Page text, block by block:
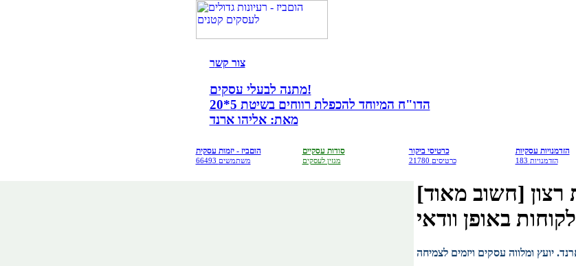
צור קשר
מתנה לבעלי עסקים!
הדו"ח המיוחד להכפלת רווחים בשיטת 5*20
מאת: אליהו ארנד
הוםביז - יזמות עסקית
66493 משתמשים
סודות עסקיים
מגזין לעסקים
כרטיסי ביקור
21780 כרטיסים
הזדמנויות עסקיות
183 הזדמנויות
[חשוב מאוד] הכירו את מודל 5 שלבים להגדלת שביעות רצון
לקוחות באופן וודאי